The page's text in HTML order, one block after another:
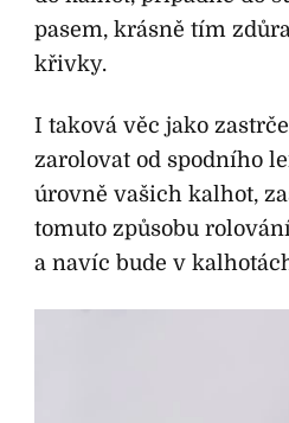
pasem, krásně tím
křivky.
I taková věc jako
zarolovat od spodního
úrovně vašich kalhot,
tomuto způsobu
a navíc bude v